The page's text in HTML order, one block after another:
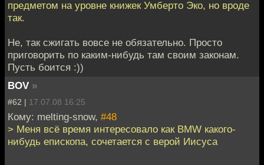
предметом на уровне книжек Умберто Эко, но вроде
так.
Не, так сжигать вовсе не обязательно. Просто
приговорить по каким-нибудь там своим законам.
Пусть боится :))
BOV »
#62 | 17.07.08 16:25
Кому: melting-snow, #48
> Меня всё время интересовало как BMW какого-
нибудь епископа, сочетается с верой Иисуса